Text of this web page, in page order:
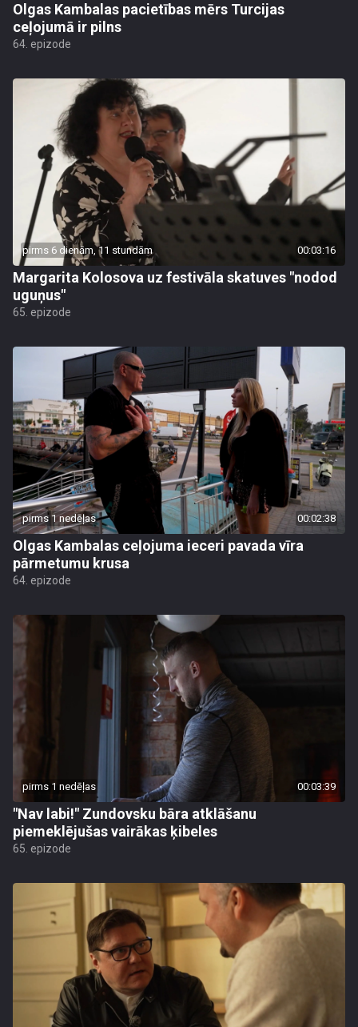
Olgas Kambalas pacietības mērs Turcijas
ceļojumā ir pilns
64. epizode
pirms 6 dienām, 11 stundām 00:03:16
Margarita Kolosova uz festivāla skatuves "nodod
uguņus"
65. epizode
pirms 1 nedēļas 00:02:38
Olgas Kambalas ceļojuma ieceri pavada vīra
pārmetumu krusa
64. epizode
pirms 1 nedēļas 00:03:39
"Nav labi!" Zundovsku bāra atklāšanu
piemeklējušas vairākas ķibeles
65. epizode